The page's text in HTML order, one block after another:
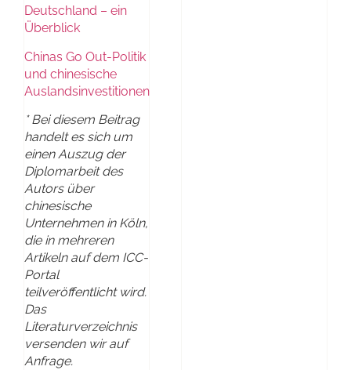
Deutschland – ein
Überblick
Chinas Go Out-Politik
und chinesische
Auslandsinvestitionen
* Bei diesem Beitrag
handelt es sich um
einen Auszug der
Diplomarbeit des
Autors über
chinesische
Unternehmen in Köln,
die in mehreren
Artikeln auf dem ICC-
Portal
teilveröffentlicht wird.
Das
Literaturverzeichnis
versenden wir auf
Anfrage.